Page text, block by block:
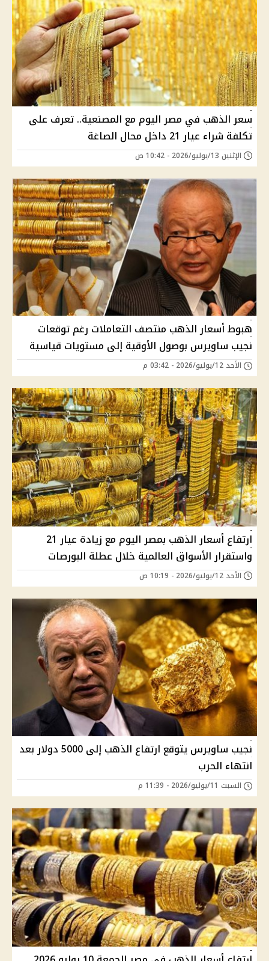
سعر الذهب في مصر اليوم مع المصنعية.. تعرف على
تكلفة شراء عيار 21 داخل محال الصاغة
الإثنين 13/يوليو/2026 - 10:42 ص
هبوط أسعار الذهب منتصف التعاملات رغم توقعات
نجيب ساويرس بوصول الأوقية إلى مستويات قياسية
الأحد 12/يوليو/2026 - 03:42 م
ارتفاع أسعار الذهب بمصر اليوم مع زيادة عيار 21
واستقرار الأسواق العالمية خلال عطلة البورصات
الأحد 12/يوليو/2026 - 10:19 ص
نجيب ساويرس يتوقع ارتفاع الذهب إلى 5000 دولار بعد
انتهاء الحرب
السبت 11/يوليو/2026 - 11:39 م